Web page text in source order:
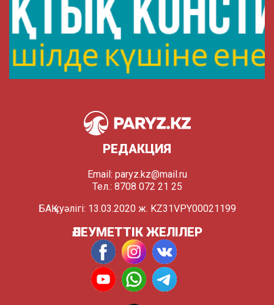
РЕДАКЦИЯ
Email: paryz.kz@mail.ru
Тел.: 8708 072 21 25
БАҚ куәлігі: 13.03.2020 ж. KZ31VPY00021199
ӘЛЕУМЕТТІК ЖЕЛІЛЕР